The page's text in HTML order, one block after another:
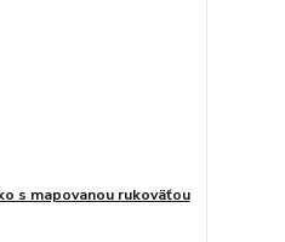
s mapovanou rukoväťou